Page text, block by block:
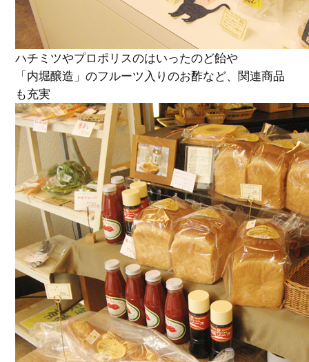
ハチミツやプロポリスのはいったのど飴や
「内堀醸造」のフルーツ入りのお酢など、関連商品
も充実